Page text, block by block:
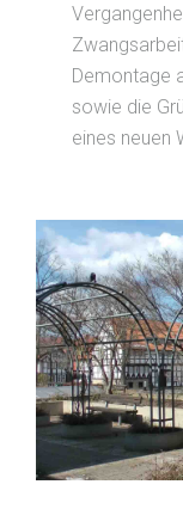
Demontage
sowie die
eines neuen